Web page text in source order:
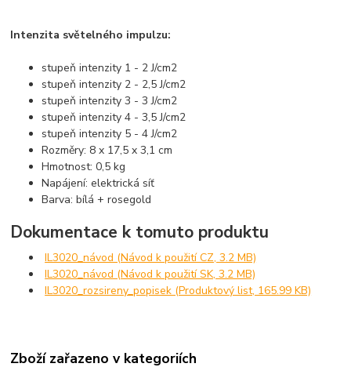
Intenzita světelného impulzu:
stupeň intenzity 1 - 2 J/cm2
stupeň intenzity 2 - 2,5 J/cm2
stupeň intenzity 3 - 3 J/cm2
stupeň intenzity 4 - 3,5 J/cm2
stupeň intenzity 5 - 4 J/cm2
Rozměry: 8 x 17,5 x 3,1 cm
Hmotnost: 0,5 kg
Napájení: elektrická síť
Barva: bílá + rosegold
Dokumentace k tomuto produktu
IL3020_návod (Návod k použití CZ, 3.2 MB)
IL3020_návod (Návod k použití SK, 3.2 MB)
IL3020_rozsireny_popisek (Produktový list, 165.99 KB)
Zboží zařazeno v kategoriích